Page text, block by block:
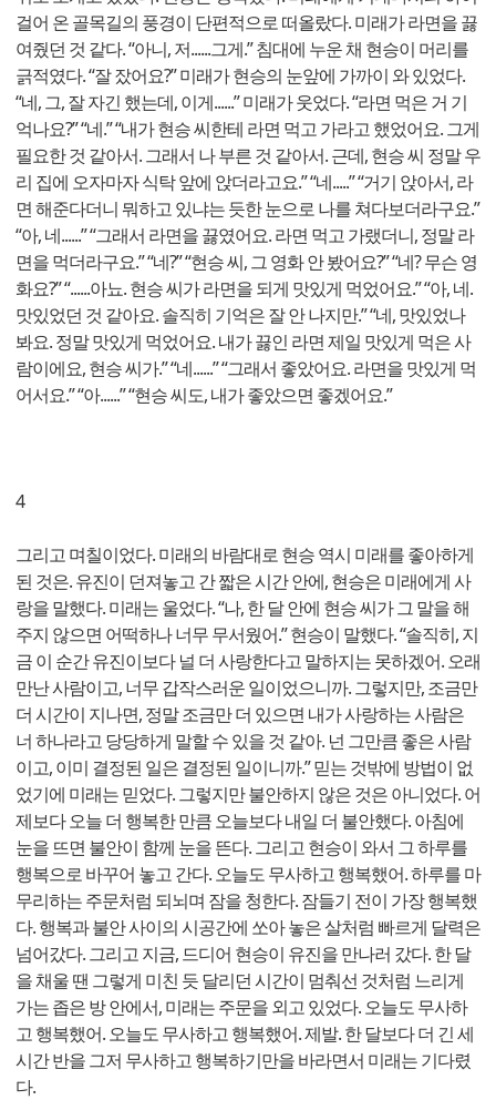
걸어 온 골목길의 풍경이 단편적으로 떠올랐다. 미래가 라면을 끓
여줬던 것 같다. “아니, 저......그게.” 침대에 누운 채 현승이 머리를
긁적였다. “잘 잤어요?” 미래가 현승의 눈앞에 가까이 와 있었다.
“네, 그, 잘 자긴 했는데, 이게......” 미래가 웃었다. “라면 먹은 거 기
억나요?” “네.” “내가 현승 씨한테 라면 먹고 가라고 했었어요. 그게
필요한 것 같아서. 그래서 나 부른 것 같아서. 근데, 현승 씨 정말 우
리 집에 오자마자 식탁 앞에 앉더라고요.” “네.....” “거기 앉아서, 라
면 해준다더니 뭐하고 있냐는 듯한 눈으로 나를 쳐다보더라구요.”
“아, 네......” “그래서 라면을 끓였어요. 라면 먹고 가랬더니, 정말 라
면을 먹더라구요.” “네?” “현승 씨, 그 영화 안 봤어요?” “네? 무슨 영
화요?” “......아뇨. 현승 씨가 라면을 되게 맛있게 먹었어요.” “아, 네.
맛있었던 것 같아요. 솔직히 기억은 잘 안 나지만.” “네, 맛있었나
봐요. 정말 맛있게 먹었어요. 내가 끓인 라면 제일 맛있게 먹은 사
람이에요, 현승 씨가.” “네......” “그래서 좋았어요. 라면을 맛있게 먹
어서요.” “아......” “현승 씨도, 내가 좋았으면 좋겠어요.”
4
그리고 며칠이었다. 미래의 바람대로 현승 역시 미래를 좋아하게
된 것은. 유진이 던져놓고 간 짧은 시간 안에, 현승은 미래에게 사
랑을 말했다. 미래는 울었다. “나, 한 달 안에 현승 씨가 그 말을 해
주지 않으면 어떡하나 너무 무서웠어.” 현승이 말했다. “솔직히, 지
금 이 순간 유진이보다 널 더 사랑한다고 말하지는 못하겠어. 오래
만난 사람이고, 너무 갑작스러운 일이었으니까. 그렇지만, 조금만
더 시간이 지나면, 정말 조금만 더 있으면 내가 사랑하는 사람은
너 하나라고 당당하게 말할 수 있을 것 같아. 넌 그만큼 좋은 사람
이고, 이미 결정된 일은 결정된 일이니까.” 믿는 것밖에 방법이 없
었기에 미래는 믿었다. 그렇지만 불안하지 않은 것은 아니었다. 어
제보다 오늘 더 행복한 만큼 오늘보다 내일 더 불안했다. 아침에
눈을 뜨면 불안이 함께 눈을 뜬다. 그리고 현승이 와서 그 하루를
행복으로 바꾸어 놓고 간다. 오늘도 무사하고 행복했어. 하루를 마
무리하는 주문처럼 되뇌며 잠을 청한다. 잠들기 전이 가장 행복했
다. 행복과 불안 사이의 시공간에 쏘아 놓은 살처럼 빠르게 달력은
넘어갔다. 그리고 지금, 드디어 현승이 유진을 만나러 갔다. 한 달
을 채울 땐 그렇게 미친 듯 달리던 시간이 멈춰선 것처럼 느리게
가는 좁은 방 안에서, 미래는 주문을 외고 있었다. 오늘도 무사하
고 행복했어. 오늘도 무사하고 행복했어. 제발. 한 달보다 더 긴 세
시간 반을 그저 무사하고 행복하기만을 바라면서 미래는 기다렸
다.